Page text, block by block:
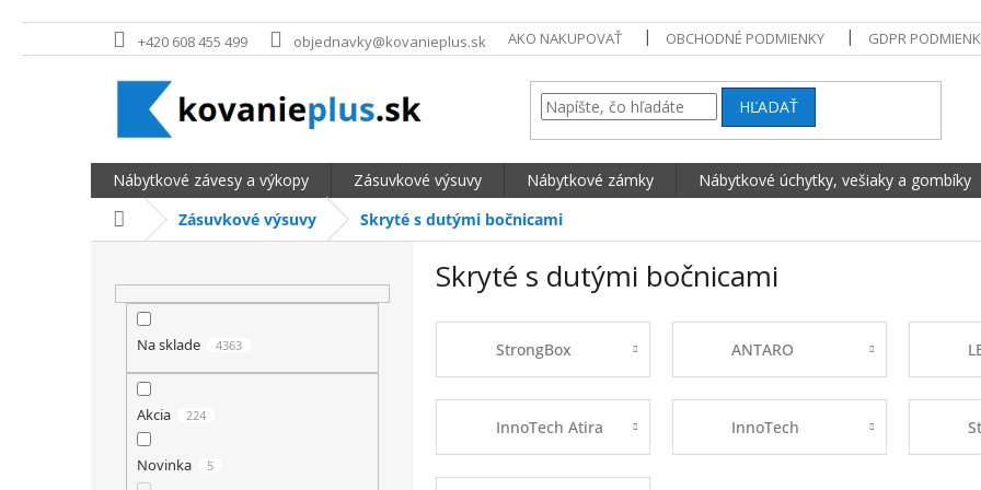
Prejsť na obsah +420 608 455 499 objednavky@kovanieplus.sk AKO NAKUPOVAŤ OBCHODNÉ PODMIENKY GDPR
HĽADAŤ
Nábytkové závesy a výkopy Zásuvkové výsuvy Nábytkové zámky Nábytkové úchytky, vešiaky a gombíky
DomovZásuvkové výsuvy Skryté s dutými bočnicami
BOČNÝ PANEL
Na sklade 4363
Akcia 224
Novinka 5
Skryté s dutými bočnicami
StrongBox ANTARO
InnoTech Atira InnoTech